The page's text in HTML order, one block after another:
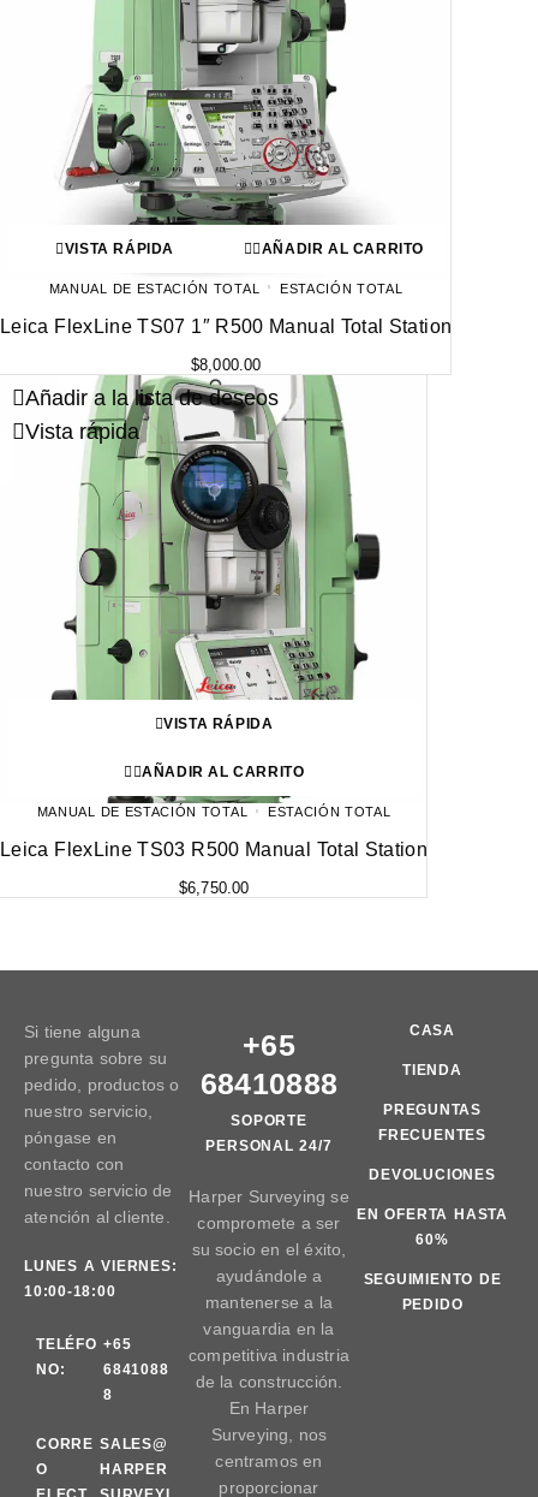
VISTA RÁPIDA AÑADIR AL CARRITO
MANUAL DE ESTACIÓN TOTAL ESTACIÓN TOTAL
Leica FlexLine TS07 1″ R500 Manual Total Station
$8,000.00
Añadir a la lista de deseos
Vista rápida
VISTA RÁPIDA
AÑADIR AL CARRITO
MANUAL DE ESTACIÓN TOTAL ESTACIÓN TOTAL
Leica FlexLine TS03 R500 Manual Total Station
$6,750.00
Si tiene alguna
pregunta sobre su
pedido, productos o
nuestro servicio,
póngase en
contacto con
nuestro servicio de
atención al cliente.
LUNES A VIERNES:
10:00-18:00
TELÉFO
NO:
+65
6841088
8
CORRE
O
SALES@
HARPER
+65
68410888
SOPORTE
PERSONAL 24/7
Harper Surveying se
compromete a ser
su socio en el éxito,
ayudándole a
mantenerse a la
vanguardia en la
competitiva industria
de la construcción.
En Harper
Surveying, nos
centramos en
proporcionar
CASA
TIENDA
PREGUNTAS
FRECUENTES
DEVOLUCIONES
EN OFERTA HASTA
60%
SEGUIMIENTO DE
PEDIDO